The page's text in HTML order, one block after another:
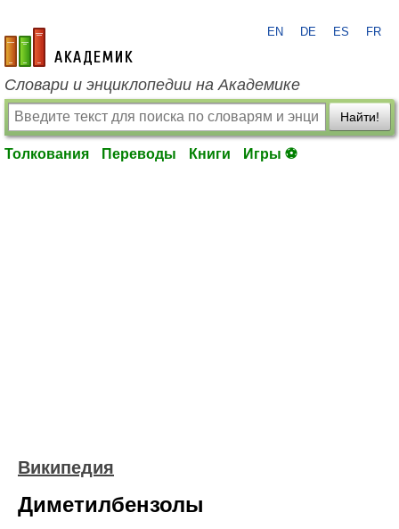
academic.ru
EN DE ES FR
Словари и энциклопедии на Академике
Найти!
Толкования Переводы Книги Игры ⚽
Википедия
Диметилбензолы